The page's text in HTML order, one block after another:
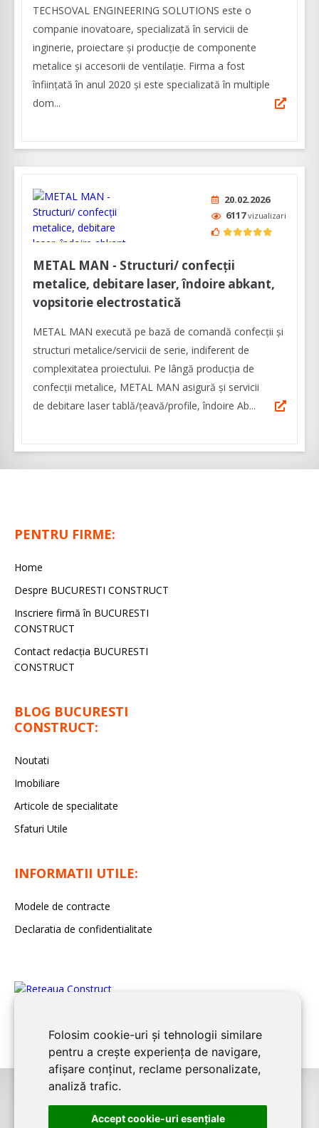
Folosim cookie-uri și tehnologii similare
pentru a crește experiența de navigare,
afișare conținut, reclame personalizate,
analiză trafic.
Accept cookie-uri esenţiale
TECHSOVAL ENGINEERING SOLUTIONS este o
companie inovatoare, specializată în servicii de
inginerie, proiectare și producție de componente
metalice și accesorii de ventilație. Firma a fost
înființată în anul 2020 și este specializată în multiple
dom...
20.02.2026
6117vizualizari
METAL MAN - Structuri/ confecții
metalice, debitare laser, îndoire abkant,
vopsitorie electrostatică
METAL MAN execută pe bază de comandă confecții şi
structuri metalice/servicii de serie, indiferent de
complexitatea proiectului. Pe lângă producția de
confecții metalice, METAL MAN asigură şi servicii
de debitare laser tablă/țeavă/profile, îndoire Ab...
PENTRU FIRME:
Home
Despre BUCURESTI CONSTRUCT
Inscriere firmă în BUCURESTI
CONSTRUCT
Contact redacţia BUCURESTI
CONSTRUCT
BLOG BUCURESTI
CONSTRUCT:
Noutati
Imobiliare
Articole de specialitate
Sfaturi Utile
INFORMATII UTILE:
Modele de contracte
Declaratia de confidentialitate
BUCURESTI CONSTRUCTeste un serviciu de promovare online
pentru firme. Proiect digital dezvoltat deLIVE COMMUNICATIONS SRL